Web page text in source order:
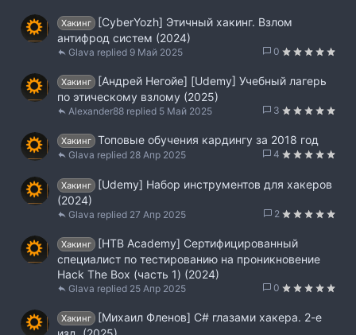
Хакинг
[CyberYozh] Этичный хакинг. Взлом
антифрод систем (2024)
0
9 Май 2025
Glava
Хакинг
[Андрей Негойе] [Udemy] Учебный лагерь
по этическому взлому (2025)
3
5 Май 2025
Alexander88
Хакинг Топовые обучения кардингу за 2018 год
4
28 Апр 2025
Glava
Хакинг
[Udemy] Набор инструментов для хакеров
(2024)
2
27 Апр 2025
Glava
Хакинг
[HTB Academy] Сертифицированный
специалист по тестированию на проникновение
Hack The Box (часть 1) (2024)
0
25 Апр 2025
Glava
Хакинг
[Михаил Фленов] C# глазами хакера. 2-е